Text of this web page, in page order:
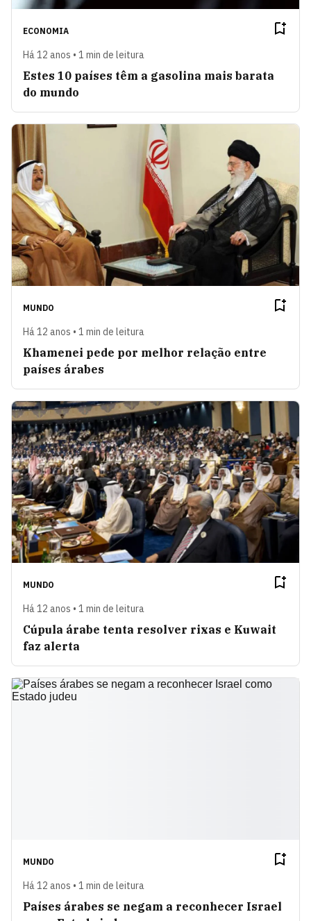
ECONOMIA
Há 12 anos • 1 min de leitura
Estes 10 países têm a gasolina mais barata
do mundo
MUNDO
Há 12 anos • 1 min de leitura
Khamenei pede por melhor relação entre
países árabes
MUNDO
Há 12 anos • 1 min de leitura
Cúpula árabe tenta resolver rixas e Kuwait
faz alerta
MUNDO
Há 12 anos • 1 min de leitura
Países árabes se negam a reconhecer Israel